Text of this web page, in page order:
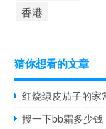
香港
猜你想看的文章
红烧绿皮茄子的家
搜一下bb霜多少钱